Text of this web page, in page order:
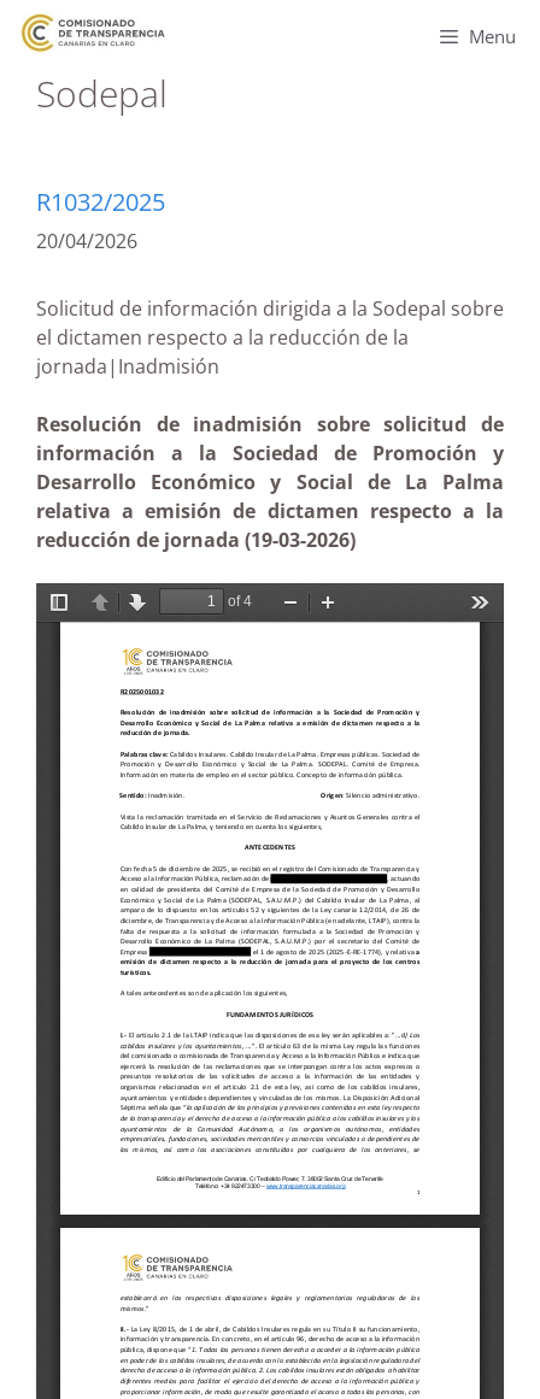
Menu
Sodepal
R1032/2025
20/04/2026
Solicitud de información dirigida a la Sodepal sobre
el dictamen respecto a la reducción de la
jornada|Inadmisión
Resolución de inadmisión sobre solicitud de
información a la Sociedad de Promoción y
Desarrollo Económico y Social de La Palma
relativa a emisión de dictamen respecto a la
reducción de jornada (19-03-2026)